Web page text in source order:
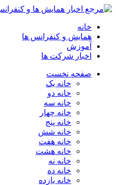
خانه
همایش و کنفرانس ها
آموزش
اخبار شرکت ها
صفحه نخست
خانه یک
خانه دو
خانه سه
خانه چهار
خانه پنج
خانه شش
خانه هفت
خانه هشت
خانه نه
خانه ده
خانه یازده